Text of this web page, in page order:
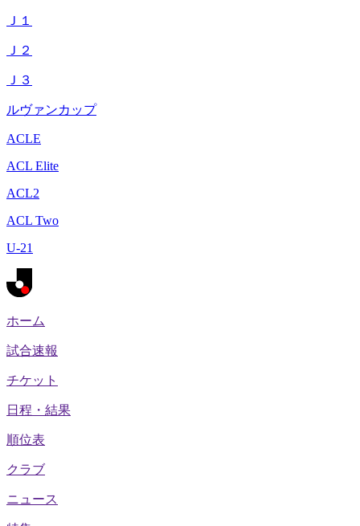
Ｊ１
Ｊ２
Ｊ３
ルヴァンカップ
ACLE
ACL Elite
ACL2
ACL Two
U-21
ホーム
試合速報
チケット
日程・結果
順位表
クラブ
ニュース